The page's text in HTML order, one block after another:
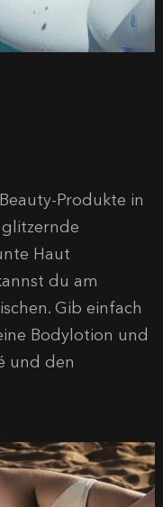
Produkte in
glitzernde
Haut
du am
Gib einfach
Bodylotion und
und den